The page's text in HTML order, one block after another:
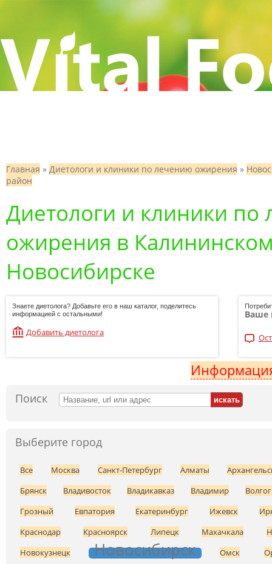
Главная » Диетологи и клиники по лечению ожирения »
район
Диетологи и клиники по
ожирения в
Новосибирске
Знаете диетолога? Добавьте его в наш каталог, поделитесь
информацией с остальными!
Добавить диетолога
Ваше
Поиск
Выберите город
Все Москва Санкт-Петербург Алматы
Брянск
Владивосток Владикавказ Владимир
Грозный
Евпатория Екатеринбург Ижевск
Краснодар
Красноярск Липецк Махачкала
Новокузнецк
Новосибирск Омск